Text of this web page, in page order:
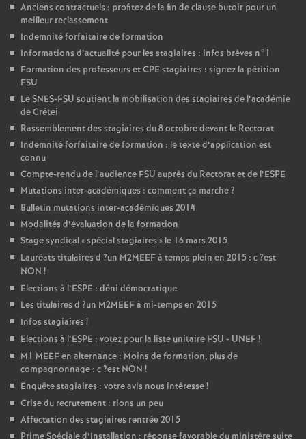
Anciens contractuels : profitez de la fin de clause butoir pour un
meilleur reclassement
Indemnité forfaitaire de formation
Informations d’actualité pour les stagiaires : infos brèves n°1
Formation des professeurs etCPE stagiaires : signez la pétition
FSU
LeSNES-FSU soutient la mobilisation des stagiaires de l’académie
de Crétei
Rassemblement des stagiaires du 8 octobre devant le Rectorat
Indemnité forfaitaire de formation : le texte d’application est
connu
Compte-rendu de l’audience FSU auprès du Rectorat et de l’ESPE
Mutations inter-académiques : comment ça marche?
Bulletin mutations inter-académiques 2014
Modalités d’évaluation de la formation
Stage syndical «spécial stagiaires » le 16 mars 2015
Lauréats titulaires d ?un M2MEEFà temps plein en 2015 : c?est
NON !
Elections à l’ESPE : déni démocratique
Les titulaires d ?un M2MEEFà mi-temps en 2015
Infos stagiaires !
Elections à l’ESPE : votez pour la liste unitaire FSU - UNEF!
M1 MEEFen alternance : Moins de formation, plus de
compagnonnage : c?est NON !
Enquête stagiaires : votre avis nous intéresse!
Crise du recrutement : rions un peu
Affectation des stagiaires rentrée 2015